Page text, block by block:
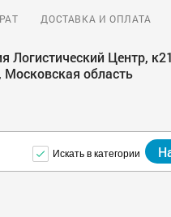
ДОСТАВКА И ОПЛАТА
Логистический Центр, к21
область
Искать в категории